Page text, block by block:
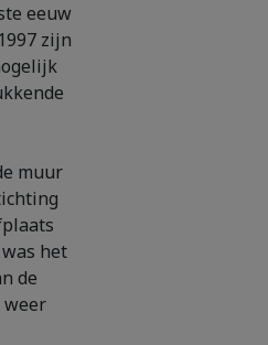
eeuw
zijn
muur
het
de
weer